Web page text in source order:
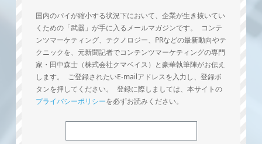
国内のパイが縮小する状況下において、企業が生き抜いてい
くための「武器」が手に入るメールマガジンです。 コンテ
ンツマーケティング、テクノロジー、PRなどの最新動向やテ
クニックを、元新聞記者でコンテンツマーケティングの専門
家・田中森士（株式会社クマベイス）と豪華執筆陣がお伝え
します。 ご登録されたいE-mailアドレスを入力し、登録ボ
タンを押してください。 登録に際しましては、本サイトの
プライバシーポリシーを必ずお読みください。